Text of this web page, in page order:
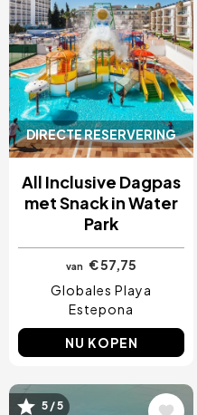
DIRECTE RESERVERING
All Inclusive Dagpas
met Snack in Water
Park
van
€ 57,75
Globales Playa
Estepona
NU KOPEN
Afbeelding
5 / 5